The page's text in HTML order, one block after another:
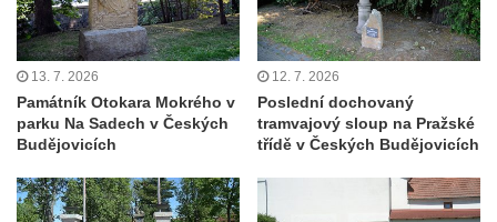
nad Ploučnicí
Hrob Theodora Sommera na hřbitově v
Benešově nad Ploučnicí
Hrob Wendelina Janiche na hřbitově v
Benešově nad Ploučnicí
Hrob Christodoulona Panayiotise na
hřbitově v Benešově nad Ploučnicí
13. 7. 2026
Památník Otokara Mokrého v
parku Na Sadech v Českých
Budějovicích
12. 7. 2026
Poslední dochovaný
tramvajový sloup na Pražské
třídě v Českých Budějovicích